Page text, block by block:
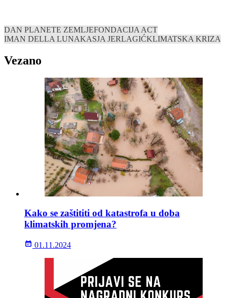
DAN PLANETE ZEMLJEFONDACIJA ACT
IMAN DELLA LUNAKASJA JERLAGIĆKLIMATSKA KRIZA
Vezano
Kako se zaštititi od katastrofa u doba
klimatskih promjena?
01.11.2024